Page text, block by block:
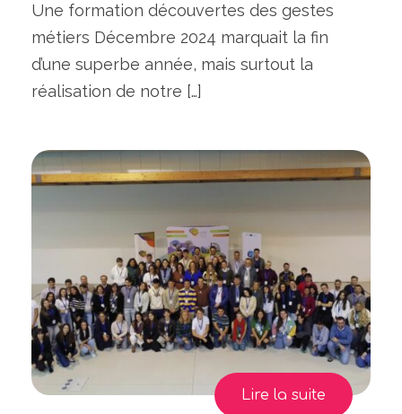
Une formation découvertes des gestes
métiers Décembre 2024 marquait la fin
d’une superbe année, mais surtout la
réalisation de notre […]
Lire la suite